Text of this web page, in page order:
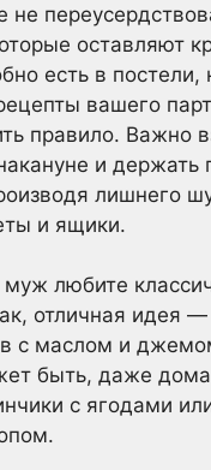
оставляют
есть в постели,
вашего
правило. Важно
и держать
лишнего
и ящики.
любите
отличная идея
с маслом и
быть, даже
с ягодами